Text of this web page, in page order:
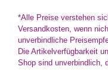
*Alle Preise verstehen
Versandkosten, wenn
unverbindliche
Die Artikelverfügbarkeit
Shop sind unverbindlich,